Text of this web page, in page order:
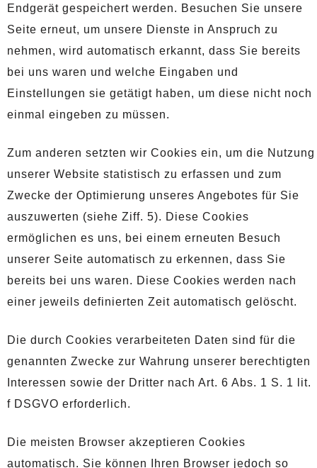
Endgerät gespeichert werden. Besuchen Sie unsere
Seite erneut, um unsere Dienste in Anspruch zu
nehmen, wird automatisch erkannt, dass Sie bereits
bei uns waren und welche Eingaben und
Einstellungen sie getätigt haben, um diese nicht noch
einmal eingeben zu müssen.
Zum anderen setzten wir Cookies ein, um die Nutzung
unserer Website statistisch zu erfassen und zum
Zwecke der Optimierung unseres Angebotes für Sie
auszuwerten (siehe Ziff. 5). Diese Cookies
ermöglichen es uns, bei einem erneuten Besuch
unserer Seite automatisch zu erkennen, dass Sie
bereits bei uns waren. Diese Cookies werden nach
einer jeweils definierten Zeit automatisch gelöscht.
Die durch Cookies verarbeiteten Daten sind für die
genannten Zwecke zur Wahrung unserer berechtigten
Interessen sowie der Dritter nach Art. 6 Abs. 1 S. 1 lit.
f DSGVO erforderlich.
Die meisten Browser akzeptieren Cookies
automatisch. Sie können Ihren Browser jedoch so